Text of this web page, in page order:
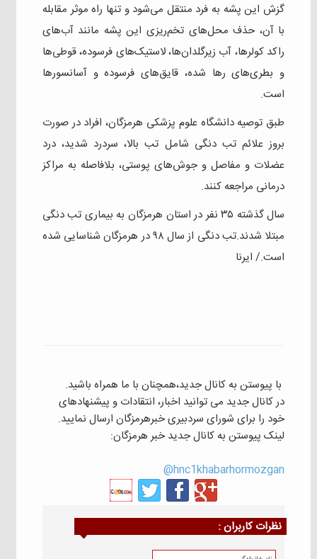
گزش این پشه به فرد منتقل می‌شود و تنها راه موثر مقابله
با آن، حذف محل‌های تخم‌ریزی این پشه مانند آب‌های
راکد کولرها، آب زیرگلدان‌ها، لاستیک‌های فرسوده، قوطی‌ها
و بطری‌های رها شده، قایق‌های فرسوده و آسانسورها
است.
طبق توصیه دانشگاه علوم پزشکی هرمزگان، افراد در صورت
بروز علائم تب دنگی شامل تب بالا، سردرد شدید، درد
عضلات و مفاصل و جوش‌های پوستی، بلافاصله به مراکز
درمانی مراجعه کنند.
سال گذشته ۳۵ نفر در استان هرمزگان به بیماری تب دنگی
مبتلا شدند.تب دنگی از سال ۹۸ در هرمزگان شناسایی شده
است./ ایرنا
با پیوستن به کانال جدید،همچنان با ما همراه باشید.
در کانال جدید می توانید اخبار، انتقادات و پیشنهادهای
خود را برای شورای سردبیری خبرهرمزگان ارسال نمایید.
لینک پیوستن به کانال جدید خبر هرمزگان:
hnc1khabarhormozgan@
نظرات كاربران :